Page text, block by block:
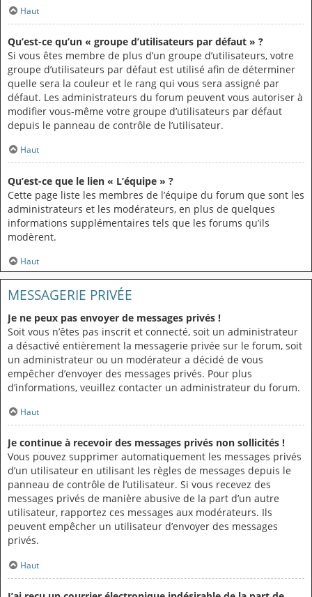
Haut
Qu’est-ce qu’un « groupe d’utilisateurs par défaut » ?
Si vous êtes membre de plus d’un groupe d’utilisateurs, votre
groupe d’utilisateurs par défaut est utilisé afin de déterminer
quelle sera la couleur et le rang qui vous sera assigné par
défaut. Les administrateurs du forum peuvent vous autoriser à
modifier vous-même votre groupe d’utilisateurs par défaut
depuis le panneau de contrôle de l’utilisateur.
Haut
Qu’est-ce que le lien « L’équipe » ?
Cette page liste les membres de l’équipe du forum que sont les
administrateurs et les modérateurs, en plus de quelques
informations supplémentaires tels que les forums qu’ils
modèrent.
Haut
MESSAGERIE PRIVÉE
Je ne peux pas envoyer de messages privés !
Soit vous n’êtes pas inscrit et connecté, soit un administrateur
a désactivé entièrement la messagerie privée sur le forum, soit
un administrateur ou un modérateur a décidé de vous
empêcher d’envoyer des messages privés. Pour plus
d’informations, veuillez contacter un administrateur du forum.
Haut
Je continue à recevoir des messages privés non sollicités !
Vous pouvez supprimer automatiquement les messages privés
d’un utilisateur en utilisant les règles de messages depuis le
panneau de contrôle de l’utilisateur. Si vous recevez des
messages privés de manière abusive de la part d’un autre
utilisateur, rapportez ces messages aux modérateurs. Ils
peuvent empêcher un utilisateur d’envoyer des messages
privés.
Haut